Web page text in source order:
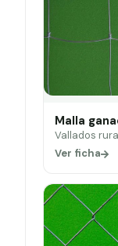
Malla
Vallados
Ver ficha